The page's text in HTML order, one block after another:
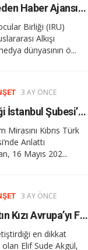
BHA’ya “Yılın Alkışı Hakeden Haber Ajansı” ödülü
Birliği (IRU)
Alkışı
dünyasının ö...
3 AY ÖNCE
Kıbrıs Türk Kültür Derneği İstanbul Şubesi’nde Kitap Dolu Bir Gün
Kıbrıs Türk
Anlattı
16 Mayıs 202...
3 AY ÖNCE
Türk Tekvandosunun Altın Kızı Avrupa’yı Fethetti
en dikkat
Elif Sude Akgül,